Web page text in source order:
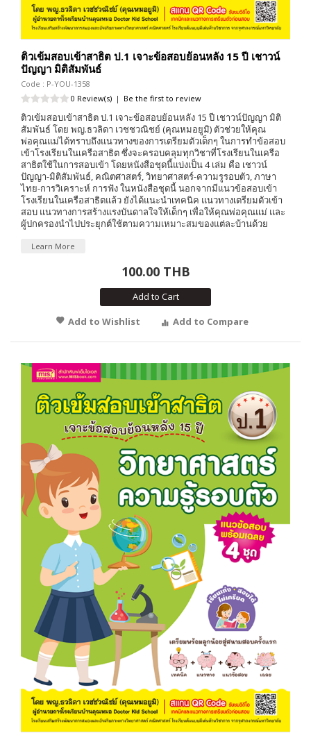
ติวเข้มสอบเข้าสาธิต ป.1 เจาะข้อสอบย้อนหลัง 15 ปี เชาวน์
ปัญญา มิติสัมพันธ์
Code : P-YOU-1358
0 Review(s) | Be the first to review
ติวเข้มสอบเข้าสาธิต ป.1 เจาะข้อสอบย้อนหลัง 15 ปี เชาวน์ปัญญา มิติ
สัมพันธ์ โดย พญ.ธวลิดา เวชชวณิชย์ (คุณหมอยูมิ) ตัวช่วยให้คุณ
พ่อคุณแม่ได้ทราบถึงแนวทางของการเตรียมตัวเด็กๆ ในการทำข้อสอบ
เข้าโรงเรียนในเครือสาธิต ซึ่งจะครอบคลุมทุกวิชาที่โรงเรียนในเครือ
สาธิตใช้ในการสอบเข้า โดยหนังสือชุดนี้แบ่งเป็น 4 เล่ม คือ เชาวน์
ปัญญา-มิติสัมพันธ์, คณิตศาสตร์, วิทยาศาสตร์-ความรูรอบตัว, ภาษา
ไทย-การวิเคราะห์ การฟัง ในหนังสือชุดนี้ นอกจากมีแนวข้อสอบเข้า
โรงเรียนในเครือสาธิตแล้ว ยังได้แนะนำเทคนิค แนวทางเตรียมตัวเข้า
สอบ แนวทางการสร้างแรงบันดาลใจให้เด็กๆ เพื่อให้คุณพ่อคุณแม่ และ
ผู้ปกครองนำไปประยุกต์ใช้ตามความเหมาะสมของแต่ละบ้านด้วย
Learn More
100.00 THB
Add to Cart
Add to Wishlist
Add to Compare